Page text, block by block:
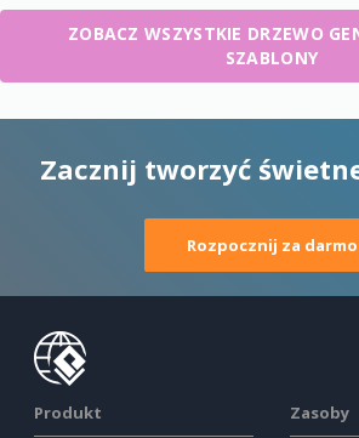
ZOBACZ WSZYSTKIE DRZEWO
SZABLONY
Zacznij tworzyć
Rozpocznij za darmo
Produkt Zasoby